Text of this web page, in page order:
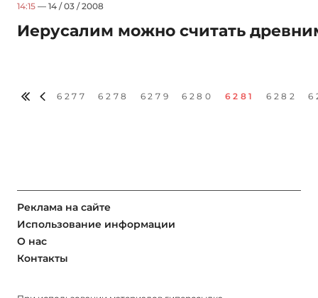
14:15 — 14 / 03 / 2008
Иерусалим можно считать
6277 6278 6279 6280 6281 6282
Реклама на сайте
Использование информации
О нас
Контакты